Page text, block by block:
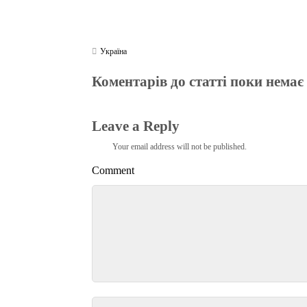
Україна
Коментарів до статті поки немає
Leave a Reply
Your email address will not be published.
Comment